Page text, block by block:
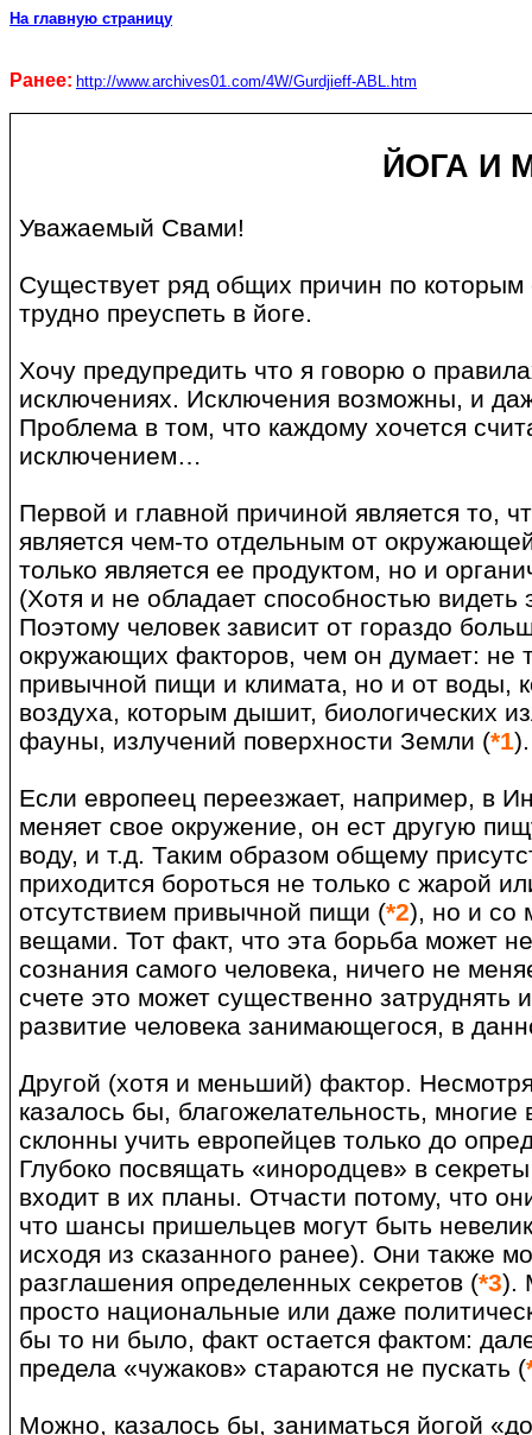
На главную страницу
Ранее: http://www.archives01.com/4W/Gurdjieff-ABL. htm
ЙОГА И
Уважаемый Свами!
Существует ряд общих причин по
трудно преуспеть в йоге.
Хочу предупредить что я говорю о
исключениях. Исключения возможны, и
Проблема в том, что каждому хочется
исключением…
Первой и главной причиной является то,
является чем-то отдельным от
только является ее продуктом, но и
(Хотя и не обладает способностью видеть
Поэтому человек зависит от гораздо
окружающих факторов, чем он думает: не
привычной пищи и климата, но и от воды,
воздуха, которым дышит, биологических
фауны, излучений поверхности Земли (*1).
Если европеец переезжает, например, в
меняет свое окружение, он ест другую
воду, и т.д. Таким образом общему
приходится бороться не только с жарой
отсутствием привычной пищи (*2), но и со
вещами. Тот факт, что эта борьба может
сознания самого человека, ничего не
счете это может существенно затруднять
развитие человека занимающегося, в
Другой (хотя и меньший) фактор.
казалось бы, благожелательность, многие
склонны учить европейцев только до
Глубоко посвящать «инородцев» в
входит в их планы. Отчасти потому, что
что шансы пришельцев могут быть
исходя из сказанного ранее). Они также
разглашения определенных секретов (*3).
просто национальные или даже
бы то ни было, факт остается фактом:
предела «чужаков» стараются не пускать (
Можно, казалось бы, заниматься йогой